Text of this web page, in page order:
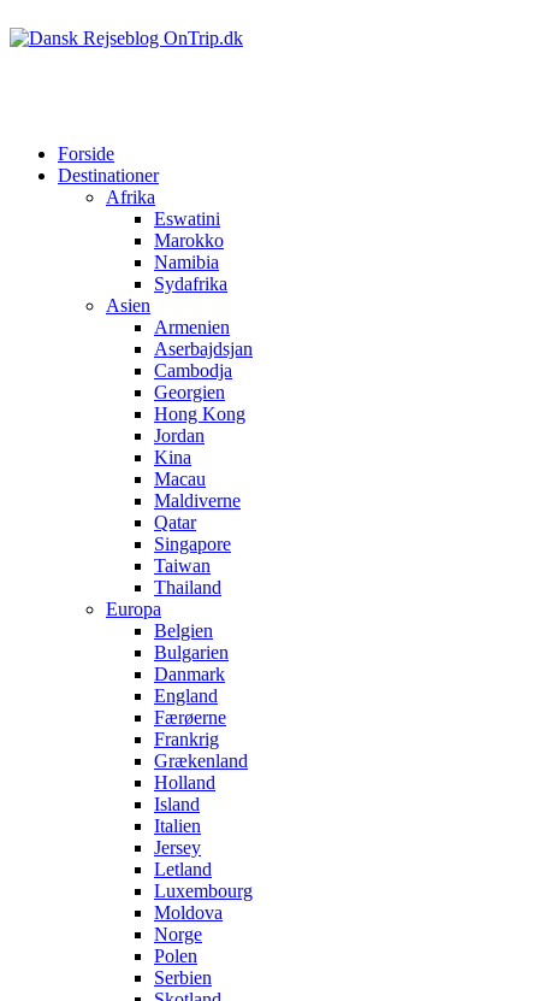
Forside
Destinationer
Afrika
Eswatini
Marokko
Namibia
Sydafrika
Asien
Armenien
Aserbajdsjan
Cambodja
Georgien
Hong Kong
Jordan
Kina
Macau
Maldiverne
Qatar
Singapore
Taiwan
Thailand
Europa
Belgien
Bulgarien
Danmark
England
Færøerne
Frankrig
Grækenland
Holland
Island
Italien
Jersey
Letland
Luxembourg
Moldova
Norge
Polen
Serbien